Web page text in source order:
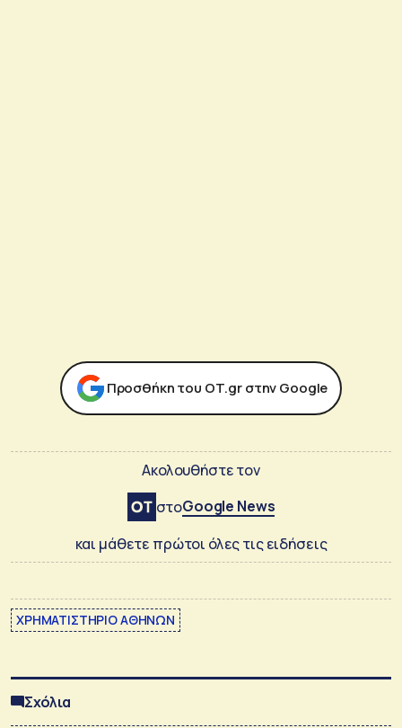
Προσθήκη του ΟΤ.gr στην Google
Ακολουθήστε τον
στοGoogle News
και μάθετε πρώτοι όλες τις ειδήσεις
ΧΡΗΜΑΤΙΣΤΗΡΙΟ ΑΘΗΝΩΝ
Σχόλια